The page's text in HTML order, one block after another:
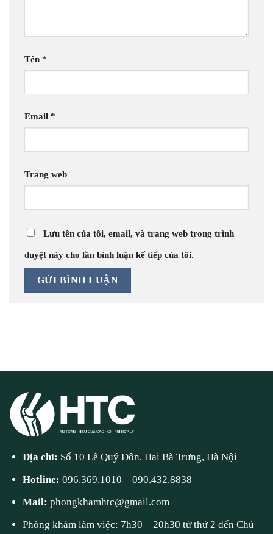
Tên *
Email *
Trang web
Lưu tên của tôi, email, và trang web trong trình
duyệt này cho lần bình luận kế tiếp của tôi.
Địa chỉ: Số 10 Lê Quý Đôn, Hai Bà Trưng, Hà Nội
Hotline:096.369.1010 –090.432.8838
Mail:phongkhamhtc@gmail.com
Phòng khám làm việc: 7h30 – 20h30 từ thứ 2 đến Chủ